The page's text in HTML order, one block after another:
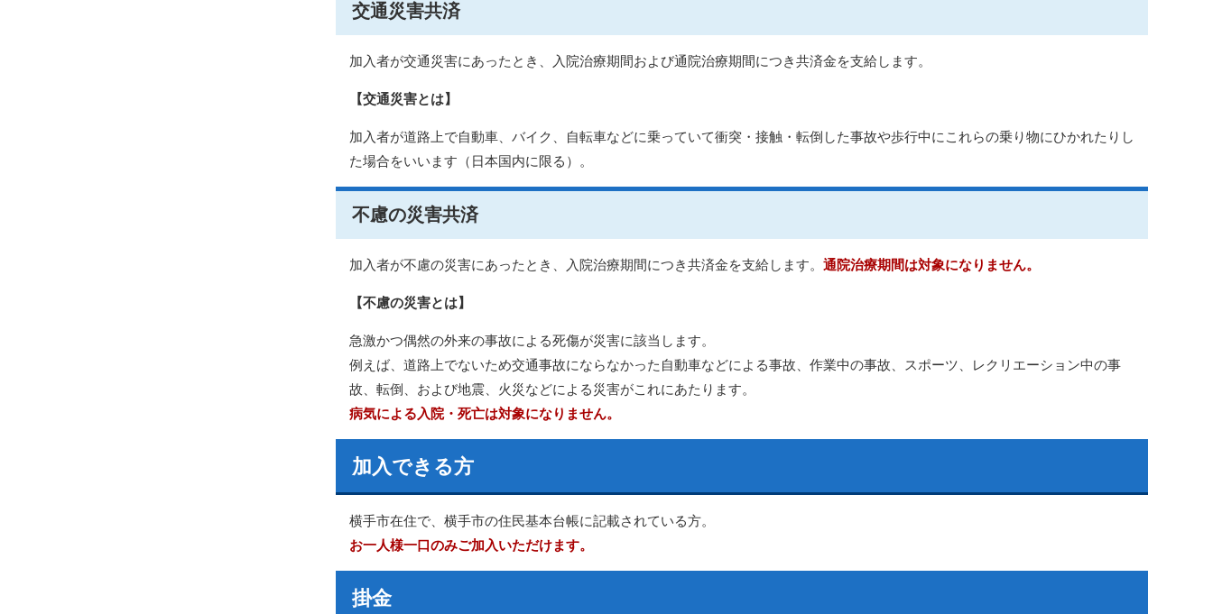
交通災害共済
加入者が交通災害にあったとき、入院治療期間および通院治療期間につき共済金を支給します。
【交通災害とは】
加入者が道路上で自動車、バイク、自転車などに乗っていて衝突・接触・転倒した事故や歩行中にこれらの乗り物にひかれたりし
た場合をいいます（日本国内に限る）。
不慮の災害共済
加入者が不慮の災害にあったとき、入院治療期間につき共済金を支給します。 通院治療期間は対象になりません。
【不慮の災害とは】
急激かつ偶然の外来の事故による死傷が災害に該当します。
例えば、道路上でないため交通事故にならなかった自動車などによる事故、作業中の事故、スポーツ、レクリエーション中の事
故、転倒、および地震、火災などによる災害がこれにあたります。
病気による入院・死亡は対象になりません。
加入できる方
横手市在住で、横手市の住民基本台帳に記載されている方。
お一人様一口のみご加入いただけます。
掛金